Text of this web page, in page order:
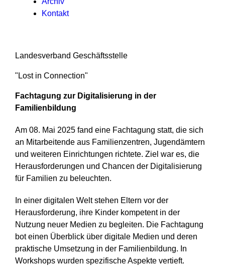
Kontakt
Landesverband Geschäftsstelle
"Lost in Connection"
Fachtagung zur Digitalisierung in der
Familienbildung
Am 08. Mai 2025 fand eine Fachtagung statt, die sich
an Mitarbeitende aus Familienzentren, Jugendämtern
und weiteren Einrichtungen richtete. Ziel war es, die
Herausforderungen und Chancen der Digitalisierung
für Familien zu beleuchten.
In einer digitalen Welt stehen Eltern vor der
Herausforderung, ihre Kinder kompetent in der
Nutzung neuer Medien zu begleiten. Die Fachtagung
bot einen Überblick über digitale Medien und deren
praktische Umsetzung in der Familienbildung. In
Workshops wurden spezifische Aspekte vertieft.